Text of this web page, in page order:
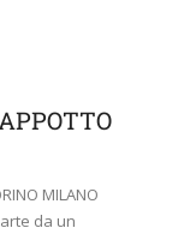
MILANO
da un